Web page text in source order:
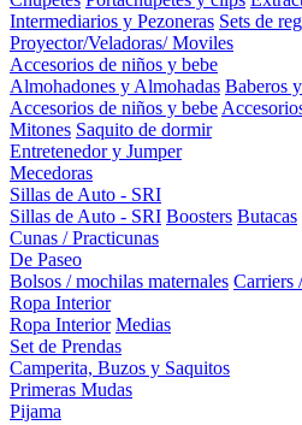
Intermediarios y Pezoneras Sets de
Proyector/Veladoras/ Moviles
Accesorios de niños y bebe
Almohadones y Almohadas Baberos
Accesorios de niños y bebe
Mitones Saquito de dormir
Entretenedor y Jumper
Mecedoras
Sillas de Auto - SRI
Sillas de Auto - SRI Boosters Butacas
Cunas / Practicunas
De Paseo
Bolsos / mochilas maternales Carriers
Ropa Interior
Ropa Interior Medias
Set de Prendas
Camperita, Buzos y Saquitos
Primeras Mudas
Pijama